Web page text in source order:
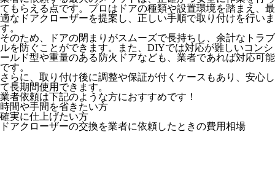
てもらえる点です。プロはドアの種類や設置環境を踏まえ、最
適なドアクローザーを提案し、正しい手順で取り付けを行いま
す。
そのため、ドアの閉まりがスムーズで長持ちし、余計なトラブ
ルを防ぐことができます。また、DIYでは対応が難しいコンシ
ールド型や重量のある防火ドアなども、業者であれば対応可能
です。
さらに、取り付け後に調整や保証が付くケースもあり、安心し
て長期間使用できます。
業者依頼は下記のような方におすすめです！
時間や手間を省きたい方
確実に仕上げたい方
ドアクローザーの交換を業者に依頼したときの費用相場